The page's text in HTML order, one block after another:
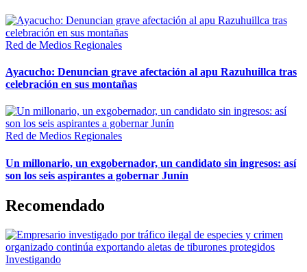
Red de Medios Regionales
Ayacucho: Denuncian grave afectación al apu Razuhuillca tras
celebración en sus montañas
Red de Medios Regionales
Un millonario, un exgobernador, un candidato sin ingresos: así
son los seis aspirantes a gobernar Junín
Recomendado
Investigando